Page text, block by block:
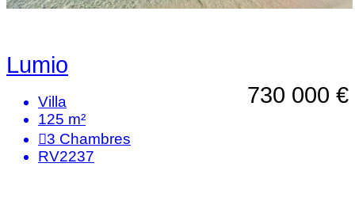
Lumio
730 000 €
Villa
125 m²
3 Chambres
RV2237